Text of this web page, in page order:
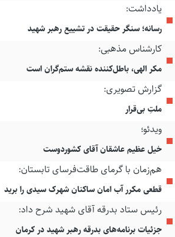
یادداشت:
رسانه؛ سنگر حقیقت در تشییع رهبر شهید
کارشناس مذهبی:
مکر الهی، باطل‌کننده نقشه ستم‌گران است
گزارش تصویری:
ملتِ بی‌قرار
ویدئو؛
خیل عظیم عاشقان آقای کشوردوست
هم‌زمان با گرمای طاقت‌فرسای تابستان:
قطعی مکرر آب امان ساکنان شهرک سیدی را برید
رئیس ستاد بدرقه آقای شهید شرح داد:
جزئیات برنامه‌های بدرقه رهبر شهید در کرمان